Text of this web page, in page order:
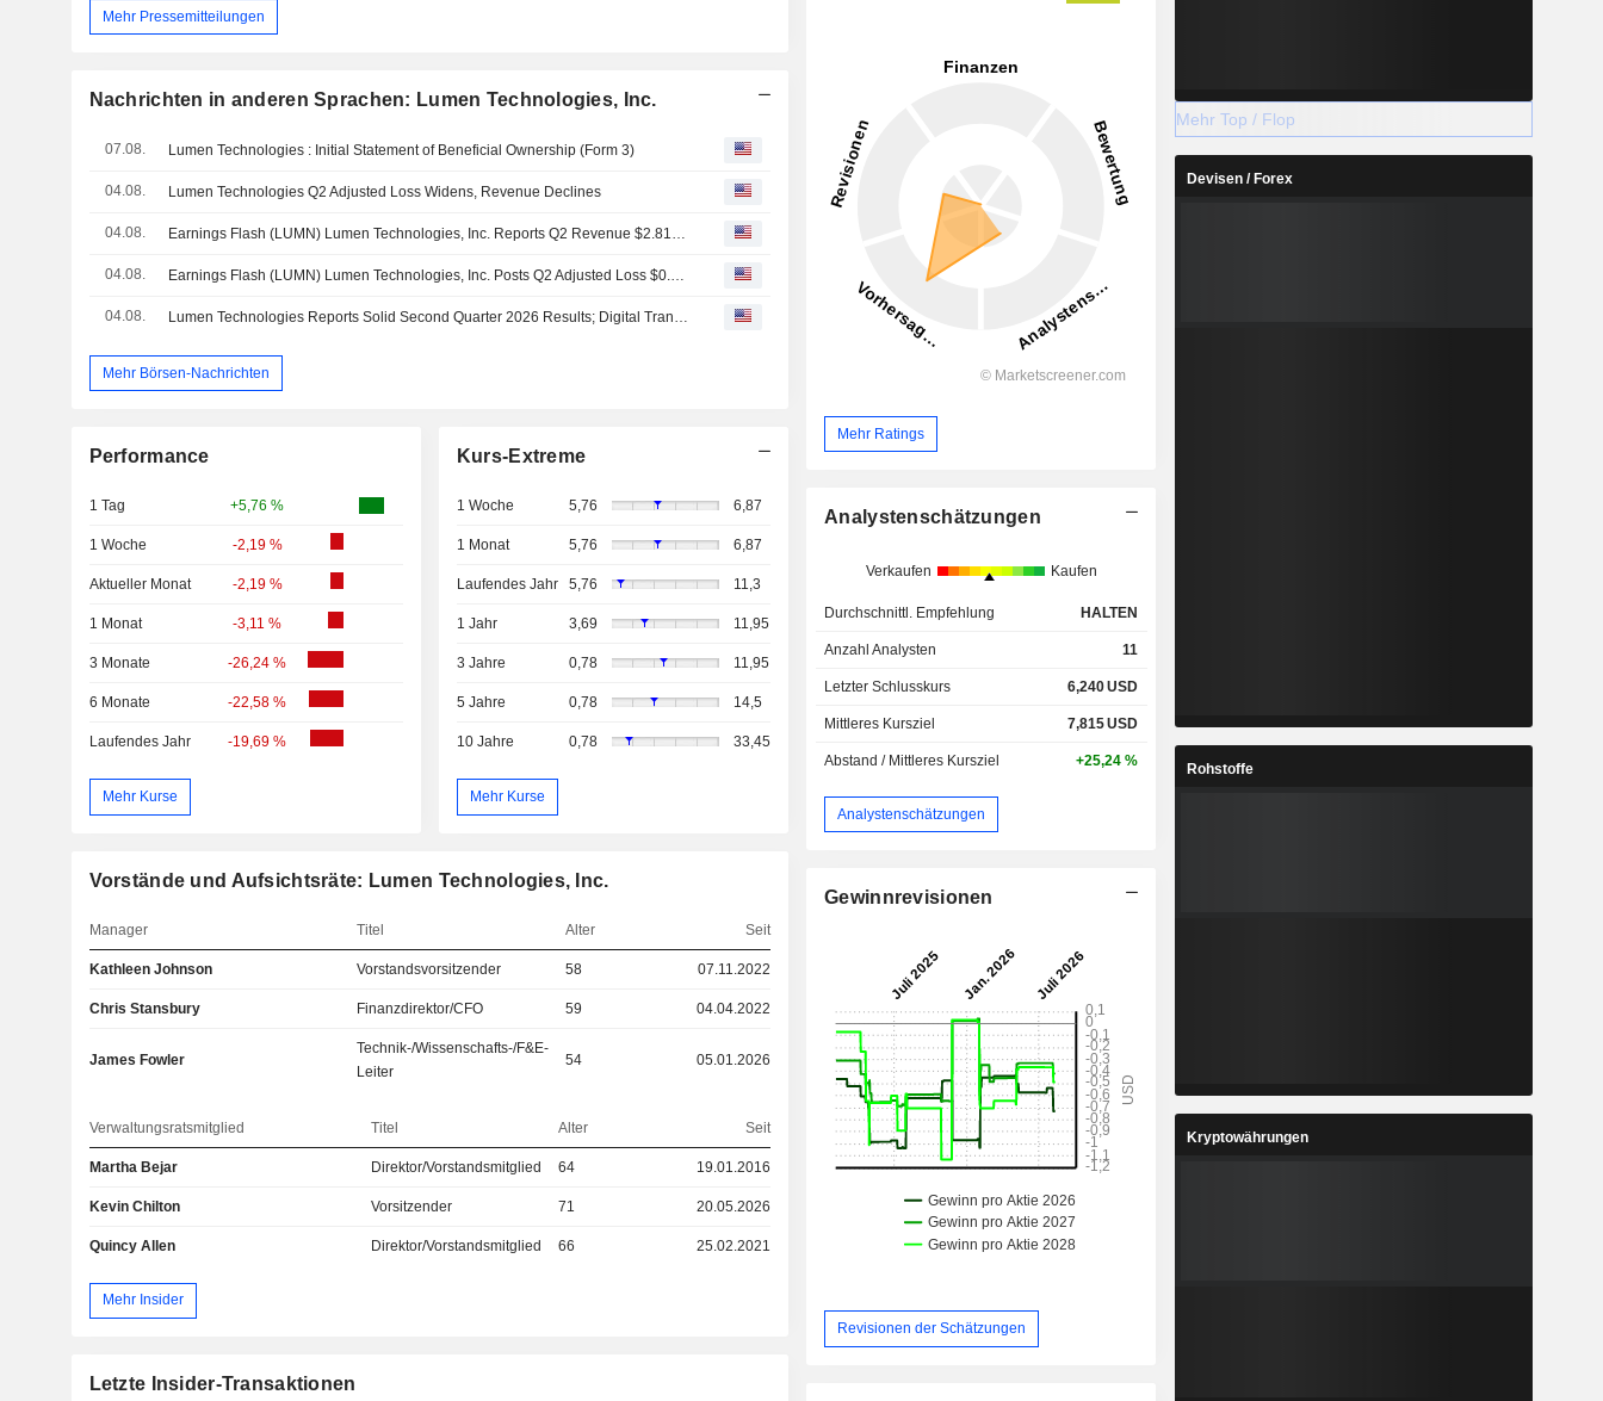
Mehr Pressemitteilungen
Nachrichten in anderen Sprachen: Lumen Technologies, Inc.
07.08. Lumen Technologies : Initial Statement of Beneficial Ownership (Form 3)
04.08. Lumen Technologies Q2 Adjusted Loss Widens, Revenue Declines
04.08. Earnings Flash (LUMN) Lumen Technologies, Inc. Reports Q2 Revenue $2.81B, vs. FactSet Est of $2.74B
04.08. Earnings Flash (LUMN) Lumen Technologies, Inc. Posts Q2 Adjusted Loss $0.07 per Share, vs. FactSet Est of $-0.13
04.08. Lumen Technologies Reports Solid Second Quarter 2026 Results; Digital Transformation Accelerates
Mehr Börsen-Nachrichten
Performance
1 Tag +5,76 %
1 Woche -2,19 %
Aktueller Monat -2,19 %
1 Monat -3,11 %
3 Monate -26,24 %
6 Monate -22,58 %
Laufendes Jahr -19,69 %
Mehr Kurse
Kurs-Extreme
1 Woche 5,76 6,87
1 Monat 5,76 6,87
Laufendes Jahr 5,76 11,3
1 Jahr 3,69 11,95
3 Jahre 0,78 11,95
5 Jahre 0,78 14,5
10 Jahre 0,78 33,45
Mehr Kurse
Vorstände und Aufsichtsräte: Lumen Technologies, Inc.
Manager Titel Alter Seit
Kathleen Johnson Vorstandsvorsitzender 58 07.11.2022
Chris Stansbury Finanzdirektor/CFO 59 04.04.2022
James Fowler
Technik-/Wissenschafts-/F&E-
Leiter
54 05.01.2026
Verwaltungsratsmitglied Titel Alter Seit
Martha Bejar Direktor/Vorstandsmitglied 64 19.01.2016
Kevin Chilton Vorsitzender 71 20.05.2026
Quincy Allen Direktor/Vorstandsmitglied 66 25.02.2021
Mehr Insider
Letzte Insider-Transaktionen
Mehr Ratings
Analystenschätzungen
Verkaufen Kaufen
Durchschnittl. Empfehlung HALTEN
Anzahl Analysten 11
Letzter Schlusskurs 6,240USD
Mittleres Kursziel 7,815USD
Abstand / Mittleres Kursziel +25,24 %
Analystenschätzungen
Gewinnrevisionen
Revisionen der Schätzungen
Mehr Top / Flop
Devisen / Forex
Rohstoffe
Kryptowährungen